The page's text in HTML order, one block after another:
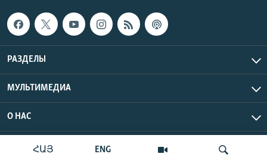
ՀԱՅ ENG
РАЗДЕЛЫ
МУЛЬТИМЕДИА
О НАС
Радио Азатутюн © 2026 RFE/RL, Inc. Все права защищены.